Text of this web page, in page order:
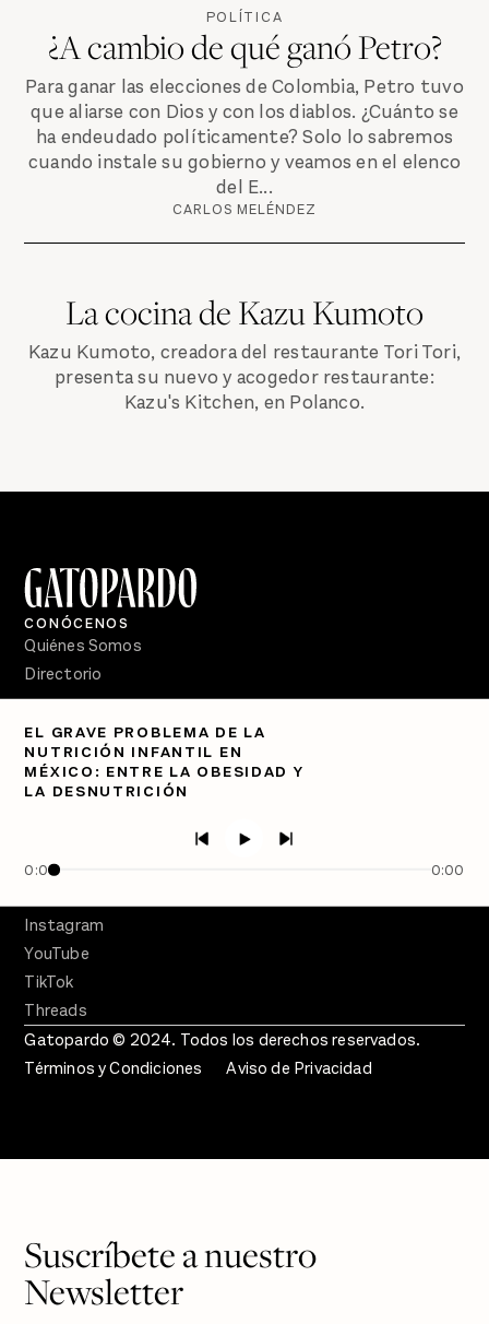
POLÍTICA
¿A cambio de qué ganó Petro?
Para ganar las elecciones de Colombia, Petro tuvo
que aliarse con Dios y con los diablos. ¿Cuánto se
ha endeudado políticamente? Solo lo sabremos
cuando instale su gobierno y veamos en el elenco
del E...
CARLOS MELÉNDEZ
La cocina de Kazu Kumoto
Kazu Kumoto, creadora del restaurante Tori Tori,
presenta su nuevo y acogedor restaurante:
Kazu's Kitchen, en Polanco.
EL GRAVE PROBLEMA DE LA
NUTRICIÓN INFANTIL EN
MÉXICO: ENTRE LA OBESIDAD Y
LA DESNUTRICIÓN
0:00 0:00
CONÓCENOS
Quiénes Somos
Directorio
Semanario Gatopardo
En Qué Momento
Crecer en Distopía
Facebook
Instagram
YouTube
TikTok
Threads
Gatopardo © 2024. Todos los derechos reservados.
Términos y Condiciones
Aviso de Privacidad
Suscríbete a nuestro
Newsletter